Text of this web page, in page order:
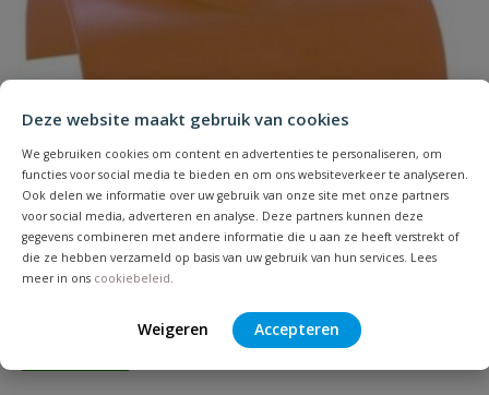
Deze website maakt gebruik van cookies
We gebruiken cookies om content en advertenties te personaliseren, om
functies voor social media te bieden en om ons websiteverkeer te analyseren.
Ook delen we informatie over uw gebruik van onze site met onze partners
voor social media, adverteren en analyse. Deze partners kunnen deze
gegevens combineren met andere informatie die u aan ze heeft verstrekt of
die ze hebben verzameld op basis van uw gebruik van hun services. Lees
meer in ons cookiebeleid.
Weigeren Accepteren
Beoordeling
Beoordeling versturen
PVC klemzadel 90° roodbruin
Om een aftakking te maken op bestaande buis 125 t/m 400 mm
naar 110 of 160 mm